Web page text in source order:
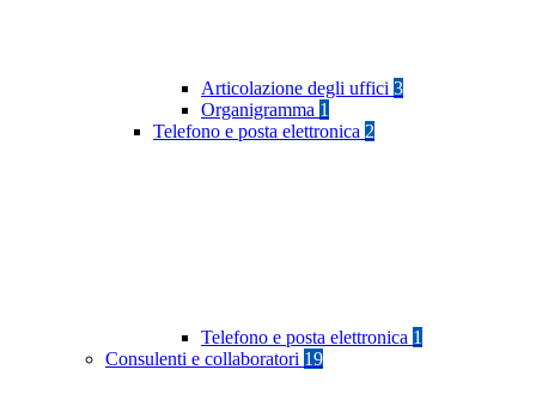
Articolazione degli uffici 3
Organigramma 1
Telefono e posta elettronica 2
Telefono e posta elettronica 1
Consulenti e collaboratori 19